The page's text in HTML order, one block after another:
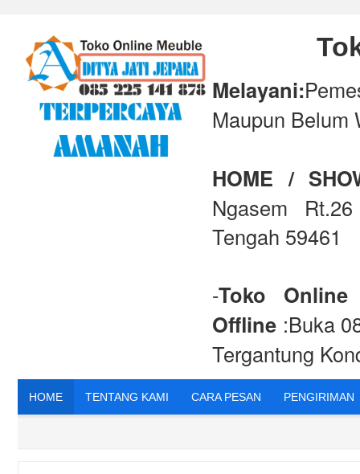
Melayani:
Maupun Belum
HOME /
Ngasem
Tengah 59461
-Toko Online
Offline :Buka
Tergantung
HOME TENTANG KAMI CARA PESAN PENGIRIMAN